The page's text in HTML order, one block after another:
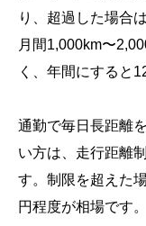
り、超過した場合
月間1,000km〜
く、年間にすると
通勤で毎日長距離
い方は、走行距離
す。制限を超えた
円程度が相場です。